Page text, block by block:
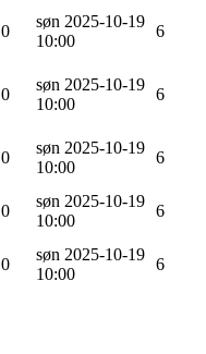
0
søn 2025-10-19
10:00
6
0
søn 2025-10-19
10:00
6
0
søn 2025-10-19
10:00
6
0
søn 2025-10-19
10:00
6
0
søn 2025-10-19
10:00
6